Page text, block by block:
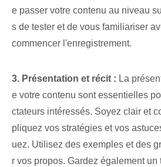
e passer votre contenu au niveau
s de tester et de vous familiariser
commencer l'enregistrement.
3. Présentation et récit : La
e votre contenu sont essentielles
ctateurs intéressés. Soyez clair et
pliquez vos stratégies et vos
uez. Utilisez des exemples et des
r vos propos. Gardez également